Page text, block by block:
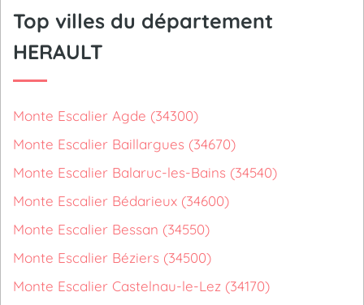
Top villes du département
HERAULT
Monte Escalier Agde (34300)
Monte Escalier Baillargues (34670)
Monte Escalier Balaruc-les-Bains (34540)
Monte Escalier Bédarieux (34600)
Monte Escalier Bessan (34550)
Monte Escalier Béziers (34500)
Monte Escalier Castelnau-le-Lez (34170)